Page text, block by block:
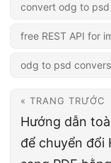
convert odg to psd
free REST API for
odg to psd
« TRANG TRƯỚC
Hướng dẫn
để chuyển đổi